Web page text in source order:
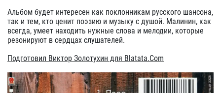
Альбом будет интересен как поклонникам русского шансона,
так и тем, кто ценит поэзию и музыку с душой. Малинин, как
всегда, умеет находить нужные слова и мелодии, которые
резонируют в сердцах слушателей.
Подготовил Виктор Золотухин для Blatata.Com